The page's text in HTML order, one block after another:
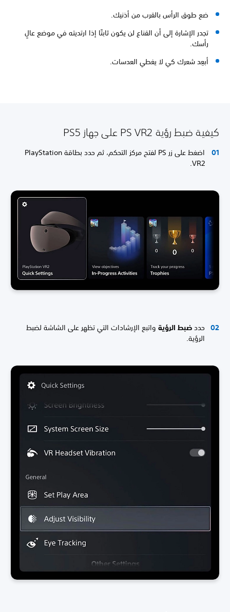
ضع طوق الرأس بالقرب من أذنيك.
تجدر الإشارة إلى أن القناع لن يكون ثابتًا إذا ارتديته في موضع عالٍ
رأسك.
أبعِد شعرك كي لا يغطي العدسات.
كيفية ضبط رؤية PS VR2 على جهاز PS5
اضغط على زر PS لفتح مركز التحكم، ثم حدد بطاقة PlayStation
VR2.
حدد ضبط الرؤية واتبع الإرشادات التي تظهر على الشاشة لضبط
الرؤية.